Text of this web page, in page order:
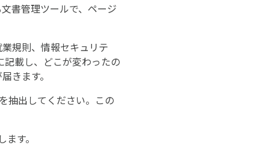
書管理ツールで、ページ
規則、情報セキュリテ
載し、どこが変わったの
きます。
抽出してください。この
す。